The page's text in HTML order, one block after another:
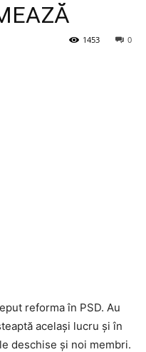
0
1453
reforma în PSD. Au
același lucru și în
deschise și noi membri.